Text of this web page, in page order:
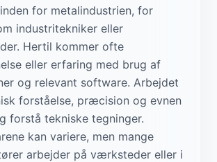
for metalindustrien, for
industritekniker eller
Hertil kommer ofte
eller erfaring med brug af
og relevant software. Arbejdet
forståelse, præcision og evnen
forstå tekniske tegninger.
kan variere, men mange
arbejder på værksteder eller i